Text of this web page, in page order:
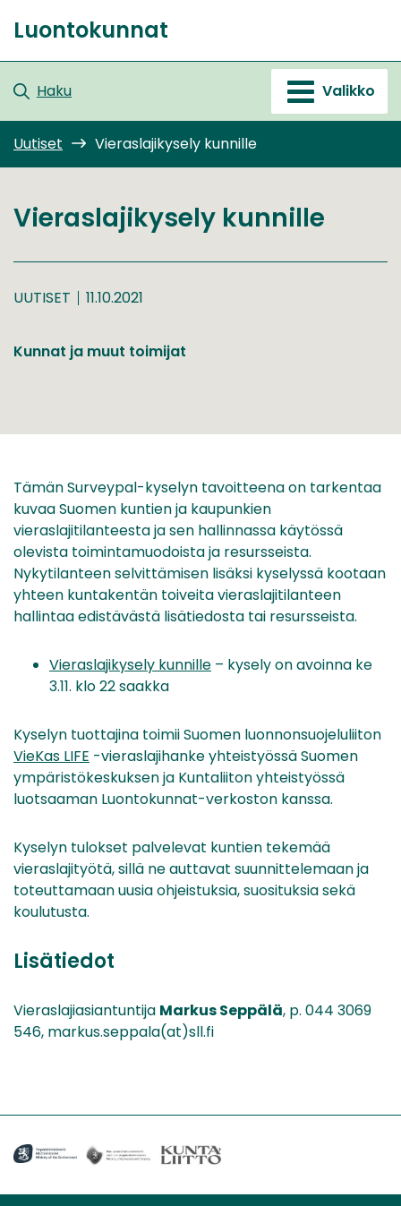
sisältöön
Etusivu
Luontokunnat
Haku Valikko
Uutiset Vieraslajikysely kunnille
Vieraslajikysely kunnille
UUTISET 11.10.2021
Kunnat ja muut toimijat
Tämän Surveypal-kyselyn tavoitteena on tarkentaa
kuvaa Suomen kuntien ja kaupunkien
vieraslajitilanteesta ja sen hallinnassa käytössä
olevista toimintamuodoista ja resursseista.
Nykytilanteen selvittämisen lisäksi kyselyssä kootaan
yhteen kuntakentän toiveita vieraslajitilanteen
hallintaa edistävästä lisätiedosta tai resursseista.
Vieraslajikysely kunnille – kysely on avoinna ke
3.11. klo 22 saakka
Kyselyn tuottajina toimii Suomen luonnonsuojeluliiton
VieKas LIFE -vieraslajihanke yhteistyössä Suomen
ympäristökeskuksen ja Kuntaliiton yhteistyössä
luotsaaman Luontokunnat-verkoston kanssa.
Kyselyn tulokset palvelevat kuntien tekemää
vieraslajityötä, sillä ne auttavat suunnittelemaan ja
toteuttamaan uusia ohjeistuksia, suosituksia sekä
koulutusta.
Lisätiedot
Vieraslajiasiantuntija Markus Seppälä, p. 044 3069
546, markus.seppala(at)sll.fi